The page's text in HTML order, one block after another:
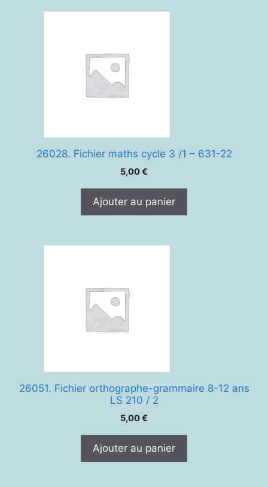
26028. Fichier maths cycle 3 /1 – 631-22
5,00€
Ajouter au panier
26051. Fichier orthographe-grammaire 8-12 ans
LS 210 / 2
5,00€
Ajouter au panier